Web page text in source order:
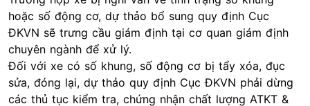
hoặc số động cơ, dự thảo bổ sung quy định Cục
ĐKVN sẽ trưng cầu giám định tại cơ quan giám định
chuyên ngành để xử lý.
Đối với xe có số khung, số động cơ bị tẩy xóa, đục
sửa, đóng lại, dự thảo quy định Cục ĐKVN phải dừng
các thủ tục kiểm tra, chứng nhận chất lượng ATKT &